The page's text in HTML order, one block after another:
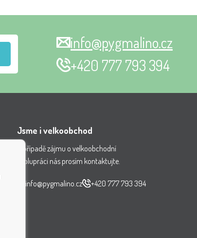
info@pygmalino.cz
+420 777 793 394
Jsme i velkoobchod
V případě zájmu o velkoobchodní
spolupráci nás prosím kontaktujte.
info@pygmalino.cz +420 777 793 394